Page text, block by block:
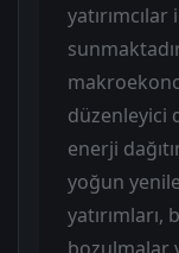
düzenleyici
enerji
yoğun
yatırımları,